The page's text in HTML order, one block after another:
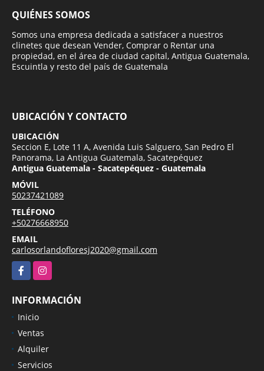
QUIÉNES SOMOS
Somos una empresa dedicada a satisfacer a nuestros
clinetes que desean Vender, Comprar o Rentar una
propiedad, en el área de ciudad capital, Antigua Guatemala,
Escuintla y resto del país de Guatemala
UBICACIÓN Y CONTACTO
UBICACIÓN
Seccion E, Lote 11 A, Avenida Luis Salguero, San Pedro El
Panorama, La Antigua Guatemala, Sacatepéquez
Antigua Guatemala - Sacatepéquez - Guatemala
MÓVIL
50237421089
TELÉFONO
+50276668950
EMAIL
carlosorlandofloresj2020@gmail.com
FacebookInstagram
INFORMACIÓN
Inicio
Ventas
Alquiler
Servicios